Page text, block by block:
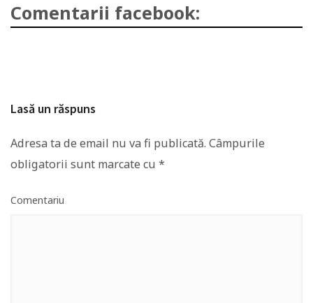
Comentarii facebook:
Lasă un răspuns
Adresa ta de email nu va fi publicată. Câmpurile
obligatorii sunt marcate cu *
Comentariu